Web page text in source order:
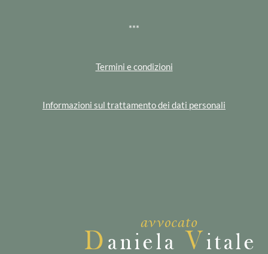
***
Termini e condizioni
Informazioni sul trattamento dei dati personali